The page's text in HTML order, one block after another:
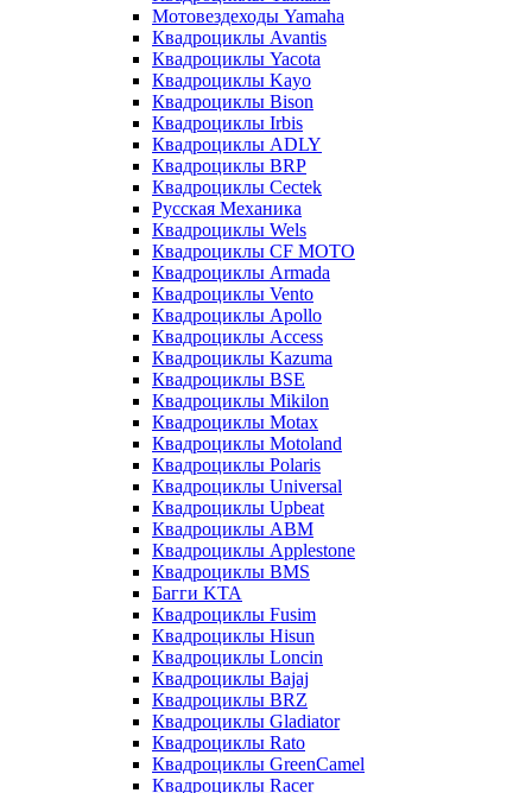
Мотовездеходы Yamaha
Квадроциклы Avantis
Квадроциклы Yacota
Квадроциклы Kayo
Квадроциклы Bison
Квадроциклы Irbis
Квадроциклы ADLY
Квадроциклы BRP
Квадроциклы Cectek
Русская Механика
Квадроциклы Wels
Квадроциклы CF MOTO
Квадроциклы Armada
Квадроциклы Vento
Квадроциклы Apollo
Квадроциклы Access
Квадроциклы Kazuma
Квадроциклы BSE
Квадроциклы Mikilon
Квадроциклы Motax
Квадроциклы Motoland
Квадроциклы Polaris
Квадроциклы Universal
Квадроциклы Upbeat
Квадроциклы ABM
Квадроциклы Applestone
Квадроциклы BMS
Багги KTA
Квадроциклы Fusim
Квадроциклы Hisun
Квадроциклы Loncin
Квадроциклы Bajaj
Квадроциклы BRZ
Квадроциклы Gladiator
Квадроциклы Rato
Квадроциклы GreenCamel
Квадроциклы Racer